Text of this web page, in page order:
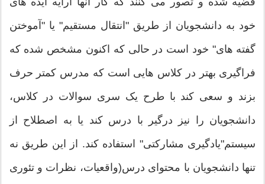
خود به دانشجویان از طریق "انتقال مستقیم" یا "آموختن
گفته های" خود است در حالی که اکنون مشخص شده که
فراگیری بهتر در کلاس هایی است که مدرس کمتر حرف
بزند و سعی کند با طرح یک سری سوالات در کلاس،
دانشجویان را نیز درگیر با درس کند یا به اصطلاح از
سیستم"یادگیری مشارکتی" استفاده کند. از این طریق نه
تنها دانشجویان با محتوای درس(واقعیات، نظرات و تئوری